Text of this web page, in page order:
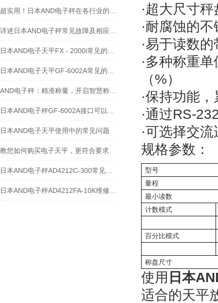
日本AND电子天平使用中的常见问题
教您如何购买电子天平，更符合要求
·超大尺寸
·耐腐蚀的
·易于读数
·多种称重
（%）
·保持功能
·通过RS-
·可选择交
规格参数：
型号
量程
最小读数
计数模式
百分比模式
称盘尺寸
使用 日本
适合的天平